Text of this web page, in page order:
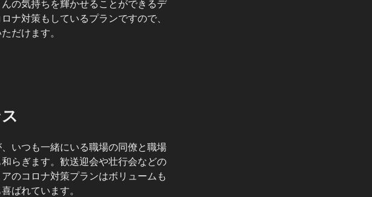
の気持ちを輝かせることができるデ
ナ対策もしているプランですので、
だけます。
いつも一緒にいる職場の同僚と職場
らぎます。歓送迎会や壮行会などの
のコロナ対策プランはボリュームも
ばれています。